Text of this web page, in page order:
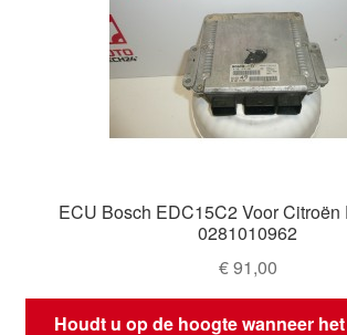
ECU Bosch EDC15C2 Voor Citroën
0281010962
€91,00
Houdt u op de hoogte wanneer